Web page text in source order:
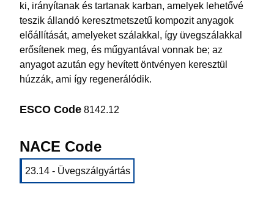
ki, irányítanak és tartanak karban, amelyek lehetővé
teszik állandó keresztmetszetű kompozit anyagok
előállítását, amelyeket szálakkal, így üvegszálakkal
erősítenek meg, és műgyantával vonnak be; az
anyagot azután egy hevített öntvényen keresztül
húzzák, ami így regenerálódik.
ESCO Code 8142.12
NACE Code
23.14 - Üvegszálgyártás